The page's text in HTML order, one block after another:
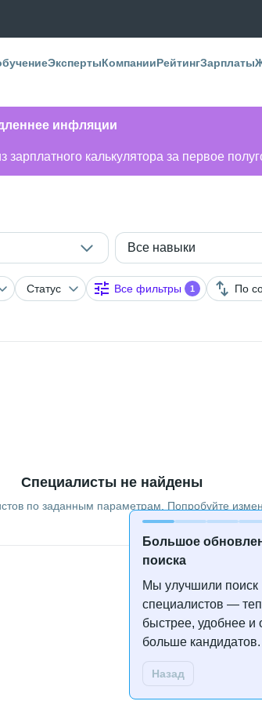
ЭкспертыКомпанииРейтингЗарплаты
инфляции
калькулятора за первое
Все навыки
Статус Все фильтры 1 По
Большое
поиска
Мы улучшили поиск
специалистов —
быстрее, удобнее и
больше кандидатов.
Назад
Специалисты не найдены
по заданным параметрам. Попробуйте